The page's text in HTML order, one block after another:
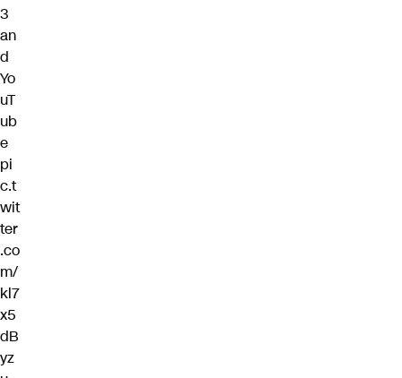
3
an
d
Yo
uT
ub
e
pi
c.t
wit
ter
.co
m/
kl7
x5
dB
yz